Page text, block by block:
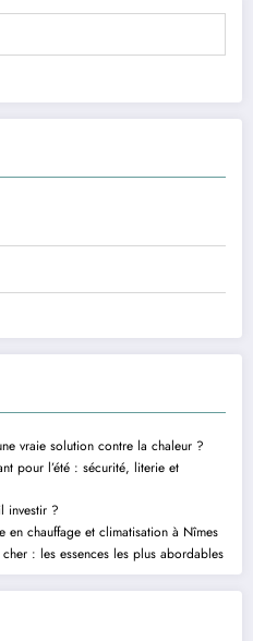
vraie solution contre la chaleur ?
pour l’été : sécurité, literie et
investir ?
en chauffage et climatisation à Nîmes
: les essences les plus abordables